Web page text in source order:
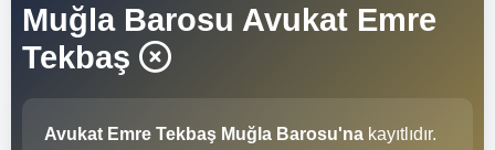
Muğla Barosu Avukat Emre
Tekbaş
Avukat Emre Tekbaş Muğla Barosu'na kayıtlıdır.